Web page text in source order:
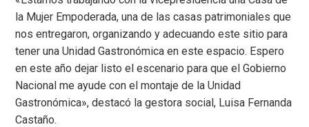
la Mujer Empoderada, una de las casas patrimoniales que
nos entregaron, organizando y adecuando este sitio para
tener una Unidad Gastronómica en este espacio. Espero
en este año dejar listo el escenario para que el Gobierno
Nacional me ayude con el montaje de la Unidad
Gastronómica», destacó la gestora social, Luisa Fernanda
Castaño.